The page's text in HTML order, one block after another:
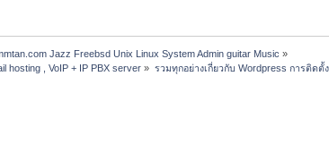
Jazz Freebsd Unix Linux System Admin guitar Music »
hosting , VoIP + IP PBX server » รวมทุกอย่างเกี่ยวกับ Wordpress การติด